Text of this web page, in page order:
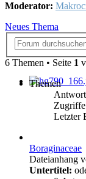
Moderator:
Neues Thema
6 Themen • Seite 1
Themen
Zugriffe
Letzter
Boraginaceae
Dateianhang
Untertitel: